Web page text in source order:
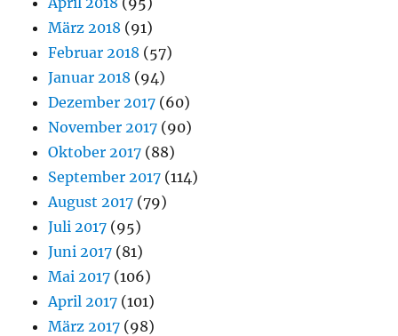
März 2018 (91)
Februar 2018 (57)
Januar 2018 (94)
Dezember 2017 (60)
November 2017 (90)
Oktober 2017 (88)
September 2017 (114)
August 2017 (79)
Juli 2017 (95)
Juni 2017 (81)
Mai 2017 (106)
April 2017 (101)
März 2017 (98)